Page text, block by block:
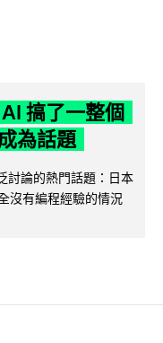
搞了一整個
為話題
討論的熱門話題：日本
沒有編程經驗的情況